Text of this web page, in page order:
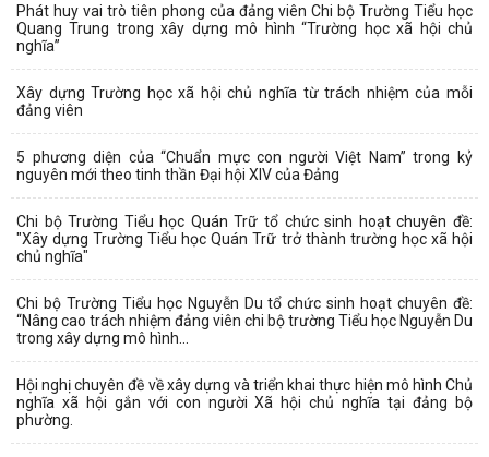
Phát huy vai trò tiên phong của đảng viên Chi bộ Trường Tiểu học
Quang Trung trong xây dựng mô hình “Trường học xã hội chủ
nghĩa”
Xây dựng Trường học xã hội chủ nghĩa từ trách nhiệm của mỗi
đảng viên
5 phương diện của “Chuẩn mực con người Việt Nam” trong kỷ
nguyên mới theo tinh thần Đại hội XIV của Đảng
Chi bộ Trường Tiểu học Quán Trữ tổ chức sinh hoạt chuyên đề:
"Xây dựng Trường Tiểu học Quán Trữ trở thành trường học xã hội
chủ nghĩa"
Chi bộ Trường Tiểu học Nguyễn Du tổ chức sinh hoạt chuyên đề:
“Nâng cao trách nhiệm đảng viên chi bộ trường Tiểu học Nguyễn Du
trong xây dựng mô hình...
Hội nghị chuyên đề về xây dựng và triển khai thực hiện mô hình Chủ
nghĩa xã hội gắn với con người Xã hội chủ nghĩa tại đảng bộ
phường.